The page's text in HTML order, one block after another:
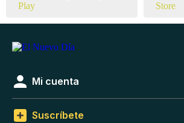
Mi cuenta
Suscríbete